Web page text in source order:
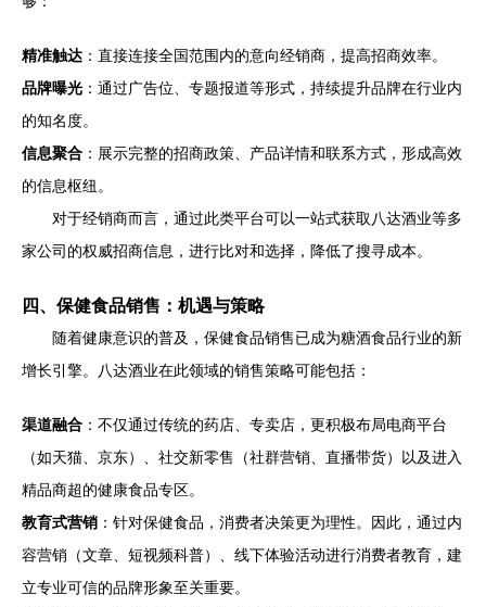
精准触达 ：直接连接全国范围内的意向经销商，提高招商效率。
品牌曝光 ：通过广告位、专题报道等形式，持续提升品牌在行业内
的知名度。
信息聚合 ：展示完整的招商政策、产品详情和联系方式，形成高效
的信息枢纽。
对于经销商而言，通过此类平台可以一站式获取八达酒业等多
家公司的权威招商信息，进行比对和选择，降低了搜寻成本。
四、保健食品销售：机遇与策略
随着健康意识的普及，保健食品销售已成为糖酒食品行业的新
增长引擎。八达酒业在此领域的销售策略可能包括：
渠道融合 ：不仅通过传统的药店、专卖店，更积极布局电商平台
（如天猫、京东）、社交新零售（社群营销、直播带货）以及进入
精品商超的健康食品专区。
教育式营销 ：针对保健食品，消费者决策更为理性。因此，通过内
容营销（文章、短视频科普）、线下体验活动进行消费者教育，建
立专业可信的品牌形象至关重要。